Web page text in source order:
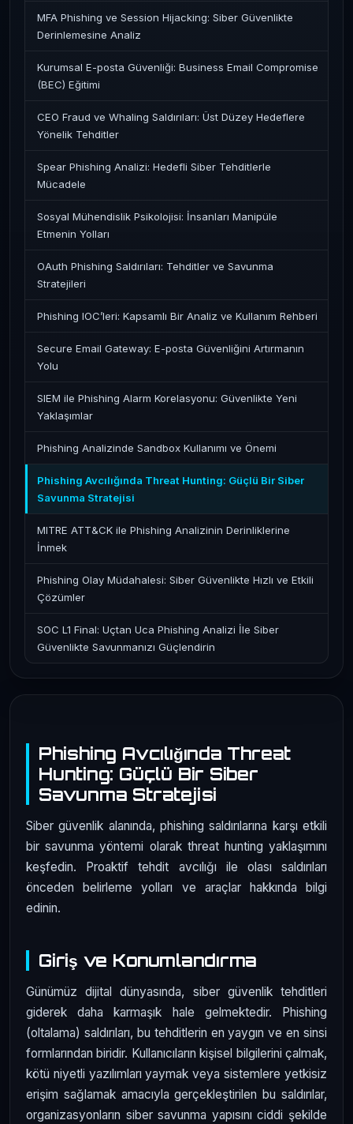
Phishing Avcılığında Threat
Hunting: Güçlü Bir Siber
Savunma Stratejisi
Siber güvenlik alanında, phishing saldırılarına karşı etkili
bir savunma yöntemi olarak threat hunting yaklaşımını
keşfedin. Proaktif tehdit avcılığı ile olası saldırıları
önceden belirleme yolları ve araçlar hakkında bilgi
edinin.
Giriş ve Konumlandırma
Günümüz dijital dünyasında, siber güvenlik tehditleri
giderek daha karmaşık hale gelmektedir. Phishing
(oltalama) saldırıları, bu tehditlerin en yaygın ve en sinsi
formlarından biridir. Kullanıcıların kişisel bilgilerini çalmak,
kötü niyetli yazılımları yaymak veya sistemlere yetkisiz
erişim sağlamak amacıyla gerçekleştirilen bu saldırılar,
organizasyonların siber savunma yapısını ciddi şekilde
MFA Phishing ve Session Hijacking: Siber Güvenlikte
Derinlemesine Analiz
Kurumsal E-posta Güvenliği: Business Email Compromise
(BEC) Eğitimi
CEO Fraud ve Whaling Saldırıları: Üst Düzey Hedeflere
Yönelik Tehditler
Spear Phishing Analizi: Hedefli Siber Tehditlerle
Mücadele
Sosyal Mühendislik Psikolojisi: İnsanları Manipüle
Etmenin Yolları
OAuth Phishing Saldırıları: Tehditler ve Savunma
Stratejileri
Phishing IOC’leri: Kapsamlı Bir Analiz ve Kullanım Rehberi
Secure Email Gateway: E-posta Güvenliğini Artırmanın
Yolu
SIEM ile Phishing Alarm Korelasyonu: Güvenlikte Yeni
Yaklaşımlar
Phishing Analizinde Sandbox Kullanımı ve Önemi
Phishing Avcılığında Threat Hunting: Güçlü Bir Siber
Savunma Stratejisi
MITRE ATT&CK ile Phishing Analizinin Derinliklerine
İnmek
Phishing Olay Müdahalesi: Siber Güvenlikte Hızlı ve Etkili
Çözümler
SOC L1 Final: Uçtan Uca Phishing Analizi İle Siber
Güvenlikte Savunmanızı Güçlendirin